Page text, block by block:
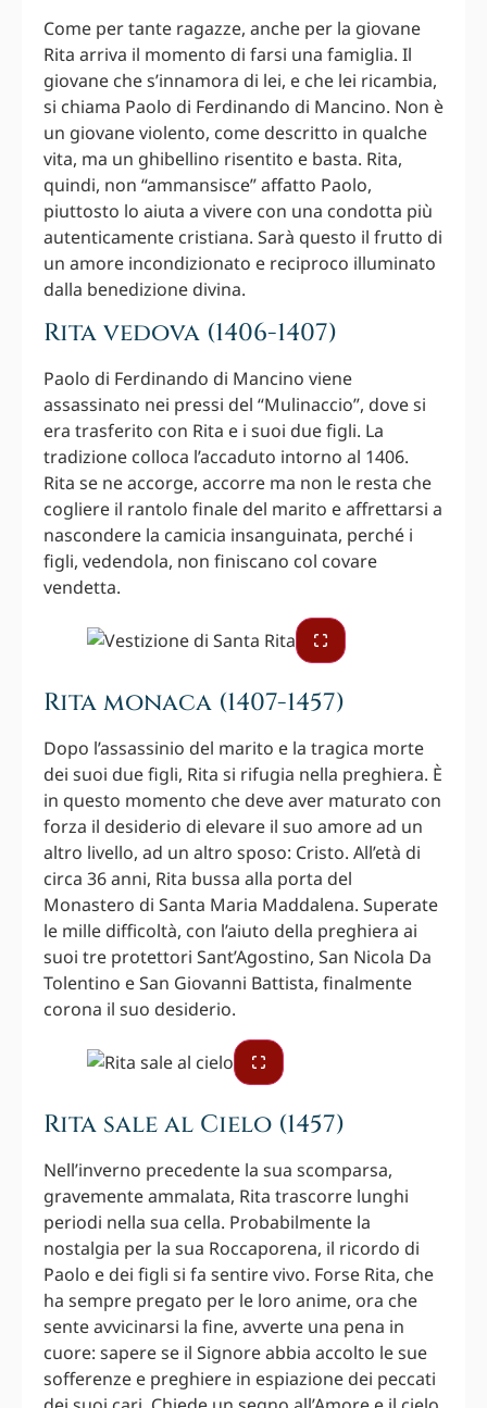
Come per tante ragazze, anche per la giovane
Rita arriva il momento di farsi una famiglia. Il
giovane che s’innamora di lei, e che lei ricambia,
si chiama Paolo di Ferdinando di Mancino. Non è
un giovane violento, come descritto in qualche
vita, ma un ghibellino risentito e basta. Rita,
quindi, non “ammansisce” affatto Paolo,
piuttosto lo aiuta a vivere con una condotta più
autenticamente cristiana. Sarà questo il frutto di
un amore incondizionato e reciproco illuminato
dalla benedizione divina.
Rita vedova (1406-1407)
Paolo di Ferdinando di Mancino viene
assassinato nei pressi del “Mulinaccio”, dove si
era trasferito con Rita e i suoi due figli. La
tradizione colloca l’accaduto intorno al 1406.
Rita se ne accorge, accorre ma non le resta che
cogliere il rantolo finale del marito e affrettarsi a
nascondere la camicia insanguinata, perché i
figli, vedendola, non finiscano col covare
vendetta.
Rita monaca (1407-1457)
Dopo l’assassinio del marito e la tragica morte
dei suoi due figli, Rita si rifugia nella preghiera. È
in questo momento che deve aver maturato con
forza il desiderio di elevare il suo amore ad un
altro livello, ad un altro sposo: Cristo. All’età di
circa 36 anni, Rita bussa alla porta del
Monastero di Santa Maria Maddalena. Superate
le mille difficoltà, con l’aiuto della preghiera ai
suoi tre protettori Sant’Agostino, San Nicola Da
Tolentino e San Giovanni Battista, finalmente
corona il suo desiderio.
Rita sale al Cielo (1457)
Nell’inverno precedente la sua scomparsa,
gravemente ammalata, Rita trascorre lunghi
periodi nella sua cella. Probabilmente la
nostalgia per la sua Roccaporena, il ricordo di
Paolo e dei figli si fa sentire vivo. Forse Rita, che
ha sempre pregato per le loro anime, ora che
sente avvicinarsi la fine, avverte una pena in
cuore: sapere se il Signore abbia accolto le sue
sofferenze e preghiere in espiazione dei peccati